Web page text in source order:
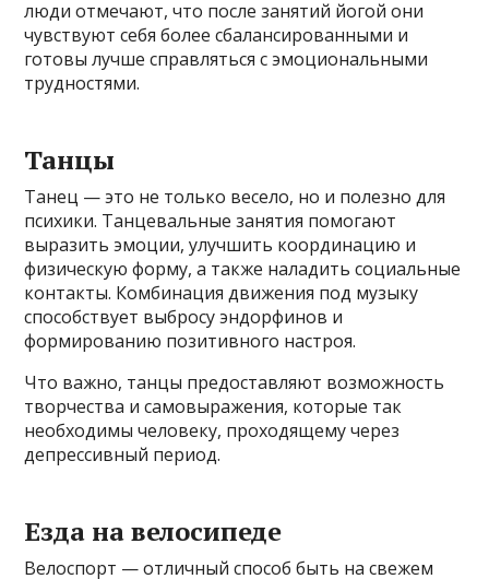
люди отмечают, что после занятий йогой они
чувствуют себя более сбалансированными и
готовы лучше справляться с эмоциональными
трудностями.
Танцы
Танец — это не только весело, но и полезно для
психики. Танцевальные занятия помогают
выразить эмоции, улучшить координацию и
физическую форму, а также наладить социальные
контакты. Комбинация движения под музыку
способствует выбросу эндорфинов и
формированию позитивного настроя.
Что важно, танцы предоставляют возможность
творчества и самовыражения, которые так
необходимы человеку, проходящему через
депрессивный период.
Езда на велосипеде
Велоспорт — отличный способ быть на свежем